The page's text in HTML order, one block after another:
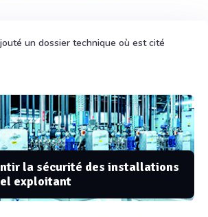
un dossier technique où est cité
la sécurité des installations
exploitant